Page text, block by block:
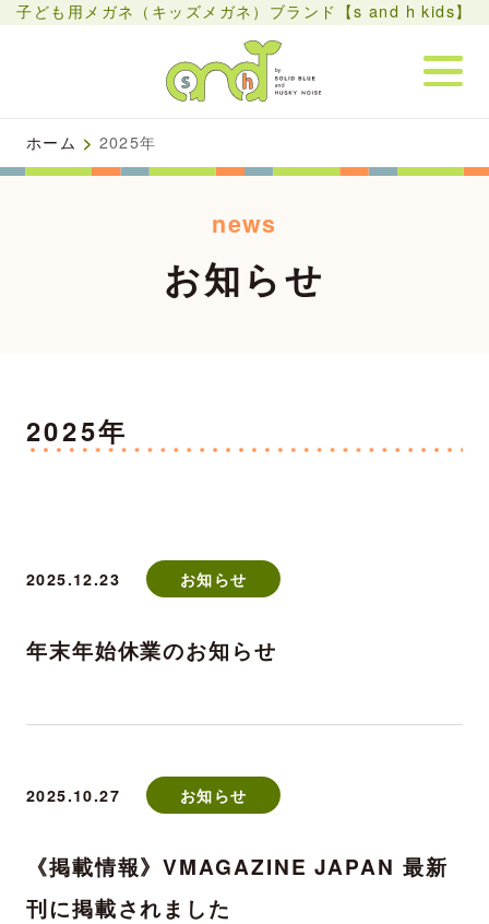
子ども用メガネ（キッズメガネ）ブランド【s and h kids】
ホーム > 2025年
news
お知らせ
2025年
2025.12.23 お知らせ
年末年始休業のお知らせ
2025.10.27 お知らせ
《掲載情報》VMAGAZINE JAPAN 最新
刊に掲載されました